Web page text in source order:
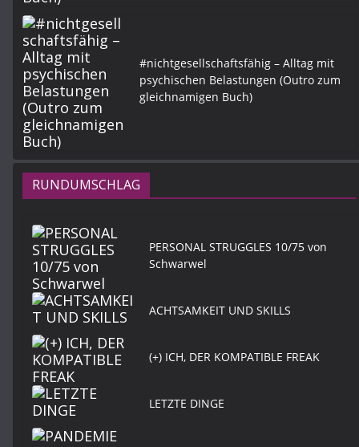
#nichtgesellschaftsfähig – Alltag mit
psychischen Belastungen (Outro zum
gleichnamigen Buch)
RUNDUMSCHLAG
PERSONAL STRUGGLES 10/75 von
Schwarwel
ACHTSAMKEIT UND SKILLS
(+) ICH, DER KOMPATIBLE FREAK
LETZTE DINGE